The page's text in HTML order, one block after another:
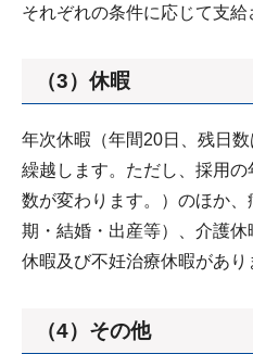
それぞれの条件に応じて支給
（3）休暇
年次休暇（年間20日、残日
繰越します。ただし、採用
数が変わります。）のほか
期・結婚・出産等）、介護
休暇及び不妊治療休暇があり
（4）その他